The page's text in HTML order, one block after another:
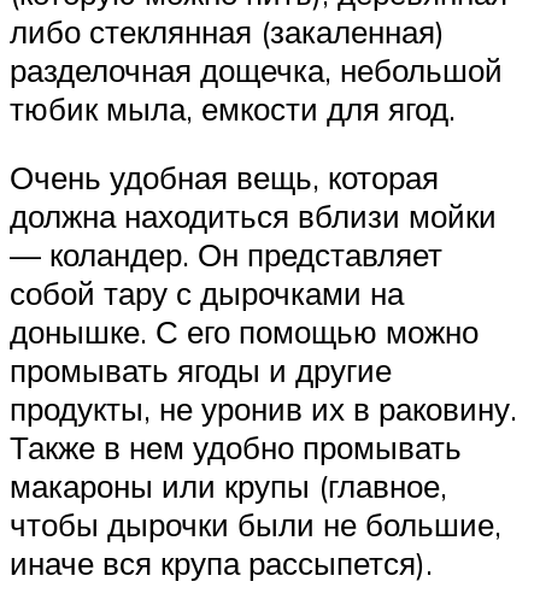
либо стеклянная (закаленная)
разделочная дощечка, небольшой
тюбик мыла, емкости для ягод.
Очень удобная вещь, которая
должна находиться вблизи мойки
— коландер. Он представляет
собой тару с дырочками на
донышке. С его помощью можно
промывать ягоды и другие
продукты, не уронив их в раковину.
Также в нем удобно промывать
макароны или крупы (главное,
чтобы дырочки были не большие,
иначе вся крупа рассыпется).